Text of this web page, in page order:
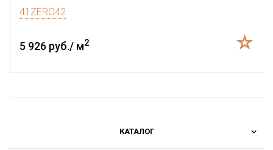
41ZERO42
5 926 руб./ м2
КАТАЛОГ